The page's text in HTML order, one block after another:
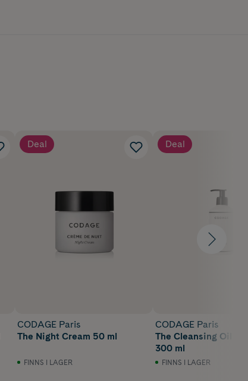
Deal
CODAGE Paris
The Night Cream 50 ml
FINNS I LAGER
Deal
CODAGE Paris
The Cleansing Oil
300 ml
FINNS I LAGER